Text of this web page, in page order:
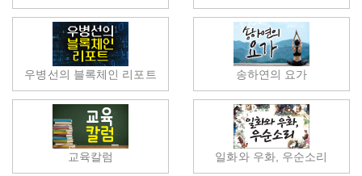
우병선의 블록체인 리포트 송하연의 요가
교육칼럼 일화와 우화, 우순소리